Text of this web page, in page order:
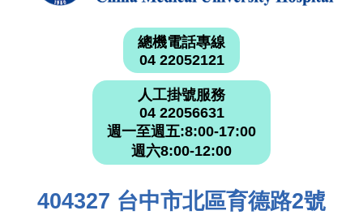
總機電話專線
04 22052121
人工掛號服務
04 22056631
週一至週五:8:00-17:00
週六8:00-12:00
404327 台中市北區育德路2號